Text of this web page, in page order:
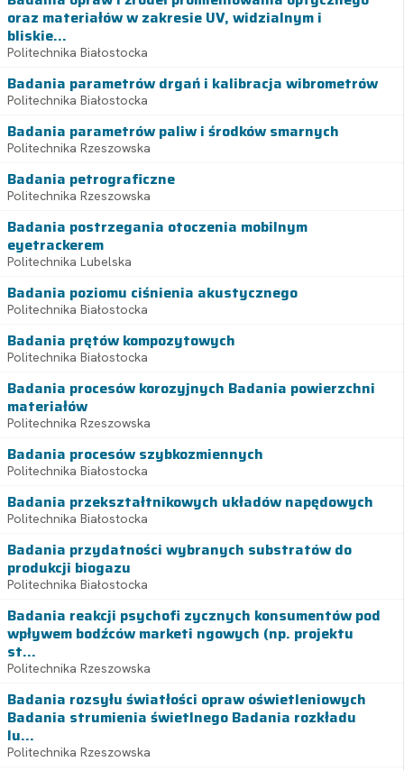
oraz materiałów w zakresie UV, widzialnym i
bliskie...
Politechnika Białostocka
Badania parametrów drgań i kalibracja wibrometrów
Politechnika Białostocka
Badania parametrów paliw i środków smarnych
Politechnika Rzeszowska
Badania petrograficzne
Politechnika Rzeszowska
Badania postrzegania otoczenia mobilnym
eyetrackerem
Politechnika Lubelska
Badania poziomu ciśnienia akustycznego
Politechnika Białostocka
Badania prętów kompozytowych
Politechnika Białostocka
Badania procesów korozyjnych Badania powierzchni
materiałów
Politechnika Rzeszowska
Badania procesów szybkozmiennych
Politechnika Białostocka
Badania przekształtnikowych układów napędowych
Politechnika Białostocka
Badania przydatności wybranych substratów do
produkcji biogazu
Politechnika Białostocka
Badania reakcji psychofi zycznych konsumentów pod
wpływem bodźców marketi ngowych (np. projektu
st...
Politechnika Rzeszowska
Badania rozsyłu światłości opraw oświetleniowych
Badania strumienia świetlnego Badania rozkładu
lu...
Politechnika Rzeszowska